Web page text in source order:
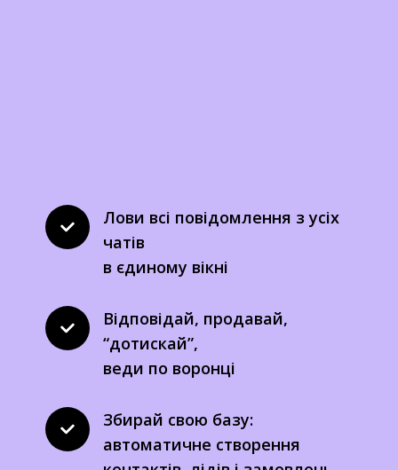
Лови всі повідомлення з усіх
чатів
в єдиному вікні
Відповідай, продавай,
“дотискай”,
веди по воронці
Збирай свою базу:
автоматичне створення